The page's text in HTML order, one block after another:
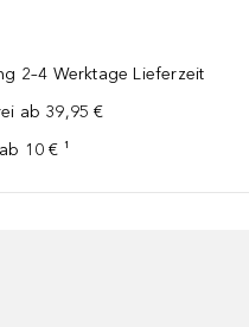
2–4 Werktage Lieferzeit
ab 39,95 €
10 € ¹